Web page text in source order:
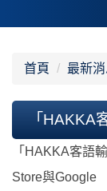
首頁 最新
「HAKKA
「HAKKA客語
Store與Google